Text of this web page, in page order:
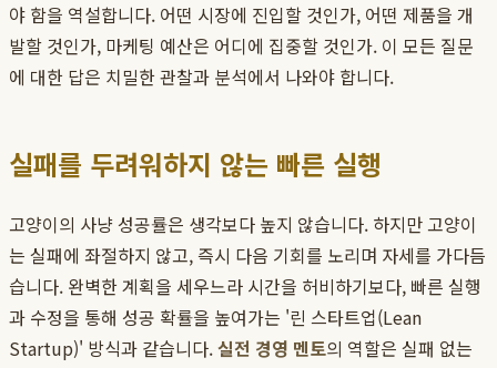
야 함을 역설합니다. 어떤 시장에 진입할 것인가, 어떤 제품을 개
발할 것인가, 마케팅 예산은 어디에 집중할 것인가. 이 모든 질문
에 대한 답은 치밀한 관찰과 분석에서 나와야 합니다.
실패를 두려워하지 않는 빠른 실행
고양이의 사냥 성공률은 생각보다 높지 않습니다. 하지만 고양이
는 실패에 좌절하지 않고, 즉시 다음 기회를 노리며 자세를 가다듬
습니다. 완벽한 계획을 세우느라 시간을 허비하기보다, 빠른 실행
과 수정을 통해 성공 확률을 높여가는 '린 스타트업(Lean
Startup)' 방식과 같습니다.실전 경영 멘토의 역할은 실패 없는